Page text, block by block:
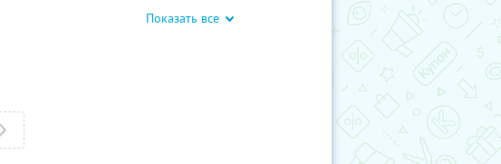
ПолучиКупон
Показать все